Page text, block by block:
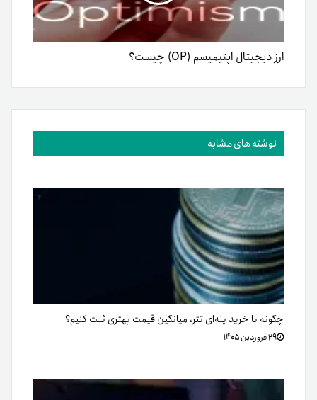
ارز دیجیتال اپتیمیسم (OP) چیست؟
نوشته های مشابه
چگونه با خرید پله‌ای تتر، میانگین قیمت بهتری ثبت کنیم؟
۲۹ فروردین ۱۴۰۵